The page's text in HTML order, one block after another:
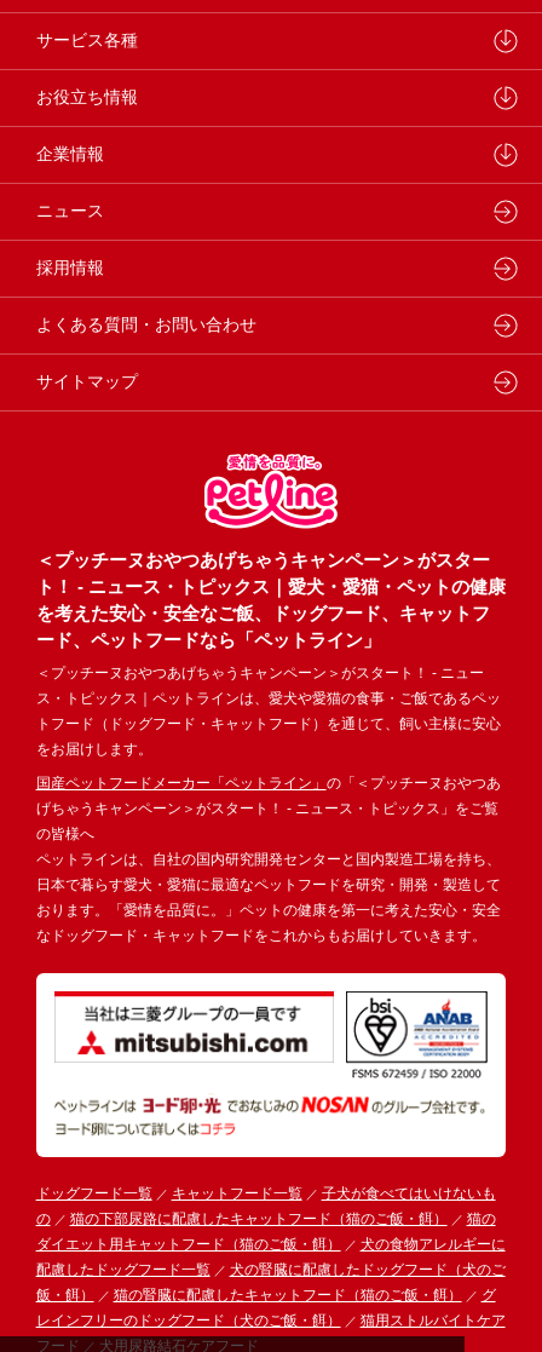
＜プッチーヌおやつあげちゃうキャンペーン＞がスター
ト！ - ニュース・トピックス｜愛犬・愛猫・ペットの健康
を考えた安心・安全なご飯、ドッグフード、キャットフ
ード、ペットフードなら「ペットライン」
＜プッチーヌおやつあげちゃうキャンペーン＞がスタート！ - ニュー
ス・トピックス｜ペットラインは、愛犬や愛猫の食事・ご飯であるペッ
トフード（ドッグフード・キャットフード）を通じて、飼い主様に安心
をお届けします。
国産ペットフードメーカー「ペットライン」 の「＜プッチーヌおやつあ
げちゃうキャンペーン＞がスタート！ - ニュース・トピックス」をご覧
の皆様へ
ペットラインは、自社の国内研究開発センターと国内製造工場を持ち、
日本で暮らす愛犬・愛猫に最適なペットフードを研究・開発・製造して
おります。「愛情を品質に。」ペットの健康を第一に考えた安心・安全
なドッグフード・キャットフードをこれからもお届けしていきます。
ドッグフード一覧 キャットフード一覧
子犬が食べてはいけないも
の
猫の下部尿路に配慮したキャットフード（猫のご飯・餌）
猫の
ダイエット用キャットフード（猫のご飯・餌）
犬の食物アレルギーに
配慮したドッグフード一覧
犬の腎臓に配慮したドッグフード（犬のご
飯・餌）
猫の腎臓に配慮したキャットフード（猫のご飯・餌）
グ
レインフリーのドッグフード（犬のご飯・餌）
猫用ストルバイトケア
フード
犬用尿路結石ケアフード
研究開発センターについて
学会・論文発表
製品・品質管理
ドッグフード
キャットフード
小動物
動物病院専用フード
フードコンシェル
サービス各種
ウェルネスナビ
しあわせマルシェ
どうぶつ病院宅配便
お役立ち情報
ペットライン 犬ノート
ペットライン 猫ノート
狂犬病予防
企業情報
会社概要・事業所
代表メッセージ
企業理念・ビジョン
ニュース
採用情報
よくある質問・お問い合わせ
サイトマップ